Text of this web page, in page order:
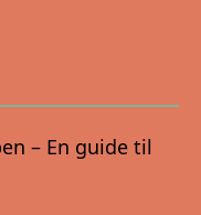
– En guide til